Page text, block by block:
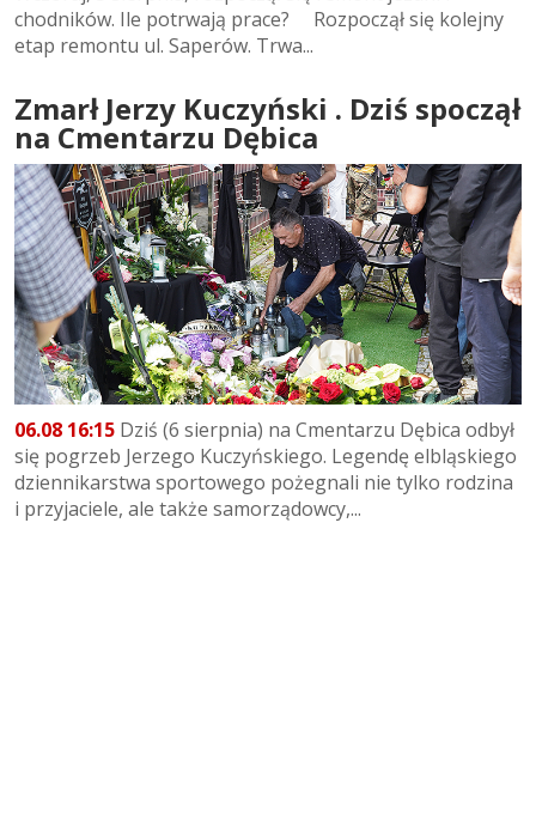
chodników. Ile potrwają prace? Rozpoczął się kolejny
etap remontu ul. Saperów. Trwa...
Zmarł Jerzy Kuczyński . Dziś spoczął
na Cmentarzu Dębica
06.08 16:15 Dziś (6 sierpnia) na Cmentarzu Dębica odbył
się pogrzeb Jerzego Kuczyńskiego. Legendę elbląskiego
dziennikarstwa sportowego pożegnali nie tylko rodzina
i przyjaciele, ale także samorządowcy,...